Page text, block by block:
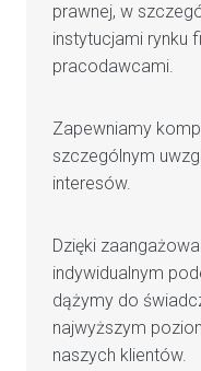
prawnej, w
instytucjami rynku
pracodawcami.
Zapewniamy
szczególnym
interesów.
Dzięki
indywidualnym
dążymy do
najwyższym
naszych klientów.